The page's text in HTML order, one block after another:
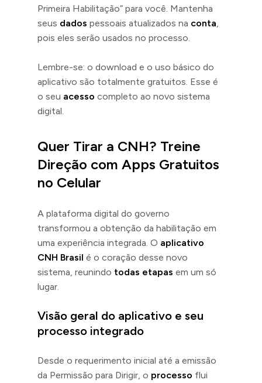
Primeira Habilitação” para você. Mantenha
seus dados pessoais atualizados na conta,
pois eles serão usados no processo.
Lembre-se: o download e o uso básico do
aplicativo são totalmente gratuitos. Esse é
o seu acesso completo ao novo sistema
digital.
Quer Tirar a CNH? Treine
Direção com Apps Gratuitos
no Celular
A plataforma digital do governo
transformou a obtenção da habilitação em
uma experiência integrada. O aplicativo
CNH Brasil é o coração desse novo
sistema, reunindo todas etapas em um só
lugar.
Visão geral do aplicativo e seu
processo integrado
Desde o requerimento inicial até a emissão
da Permissão para Dirigir, o processo flui